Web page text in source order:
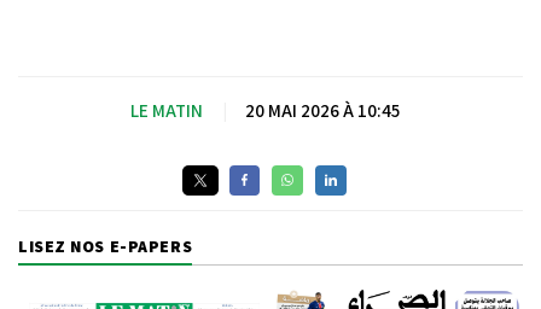
LE MATIN 20 MAI 2026 À 10:45
LISEZ NOS E-PAPERS